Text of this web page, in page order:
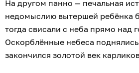
На другом панно — печальная
недомыслию вытершей ребёнка
тогда свисали с неба прямо над
Оскорблённые небеса
закончился золотой век